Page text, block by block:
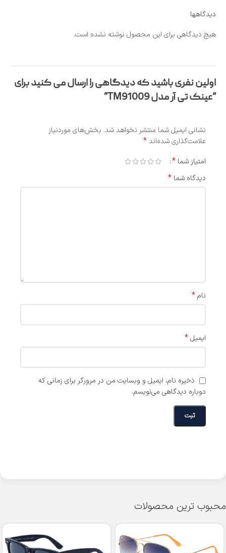
دیدگاهها
هیچ دیدگاهی برای این محصول نوشته نشده است.
اولین نفری باشید که دیدگاهی را ارسال می کنید برای
“عینک تی آر مدل TM91009”
نشانی ایمیل شما منتشر نخواهد شد. بخش‌های موردنیاز
علامت‌گذاری شده‌اند*
امتیاز شما *
دیدگاه شما *
نام*
ایمیل*
ذخیره نام، ایمیل و وبسایت من در مرورگر برای زمانی که
دوباره دیدگاهی می‌نویسم.
محبوب ترین محصولات